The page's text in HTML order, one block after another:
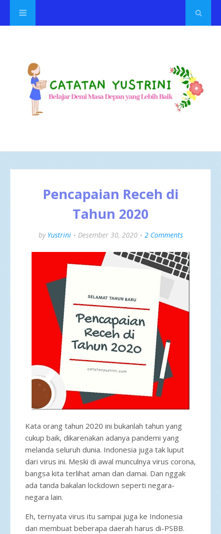
Pencapaian Receh di
Tahun 2020
by Yustrini Desember 30, 2020 2 Comments
Kata orang tahun 2020 ini bukanlah tahun yang
cukup baik, dikarenakan adanya pandemi yang
melanda seluruh dunia. Indonesia juga tak luput
dari virus ini. Meski di awal munculnya virus corona,
bangsa kita terlihat aman dan damai. Dan nggak
ada tanda bakalan lockdown seperti negara-
negara lain.
Eh, ternyata virus itu sampai juga ke Indonesia
dan membuat beberapa daerah harus di-PSBB.